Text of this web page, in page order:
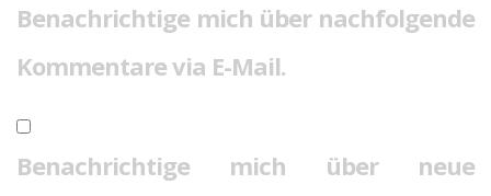
Benachrichtige mich über nachfolgende
Kommentare via E-Mail.
Benachrichtige mich über neue